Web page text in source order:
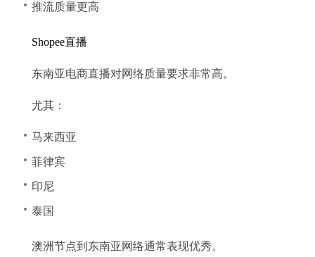
推流质量更高
Shopee直播
东南亚电商直播对网络质量要求非常高。
尤其：
马来西亚
菲律宾
印尼
泰国
澳洲节点到东南亚网络通常表现优秀。